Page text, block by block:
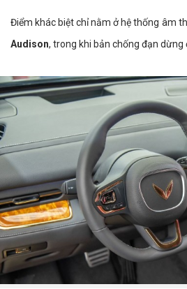
Điểm khác biệt chỉ nằm ở hệ thống âm
Audison, trong khi bản chống đạn dừng